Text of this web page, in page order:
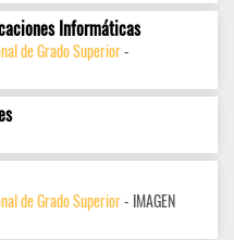
Informáticas
de Grado Superior-
de Grado Superior- IMAGEN